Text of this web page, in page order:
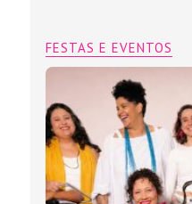
FESTAS E EVENTOS